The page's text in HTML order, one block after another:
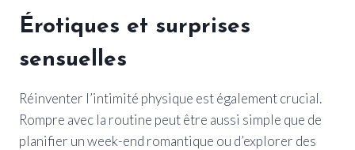
Érotiques et surprises
sensuelles
Réinventer l’intimité physique est également crucial.
Rompre avec la routine peut être aussi simple que de
planifier un week-end romantique ou d’explorer des